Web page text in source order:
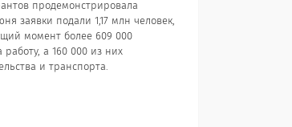
продемонстрировала
заявки подали 1,17 млн человек,
момент более 609 000
а 160 000 из них
и транспорта.